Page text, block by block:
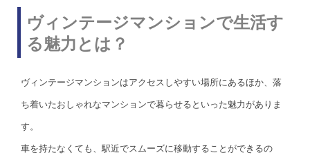
ヴィンテージマンションで生活す
る魅力とは？
ヴィンテージマンションはアクセスしやすい場所にあるほか、落
ち着いたおしゃれなマンションで暮らせるといった魅力がありま
す。
車を持たなくても、駅近でスムーズに移動することができるの